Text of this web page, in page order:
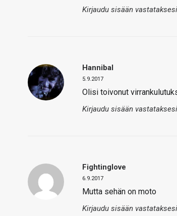
Kirjaudu sisään vastataksesi
Hannibal
5.9.2017
Olisi toivonut
Kirjaudu sisään vastataksesi
Fightinglove
6.9.2017
Mutta sehän on moto
Kirjaudu sisään vastataksesi